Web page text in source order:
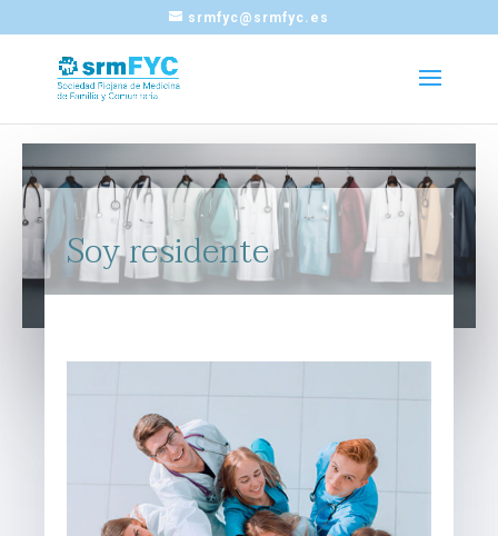
srmfyc@srmfyc.es
Soy residente